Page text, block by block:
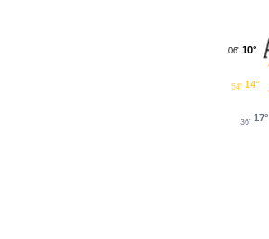
10°
06'
14°
54'
17°
36'